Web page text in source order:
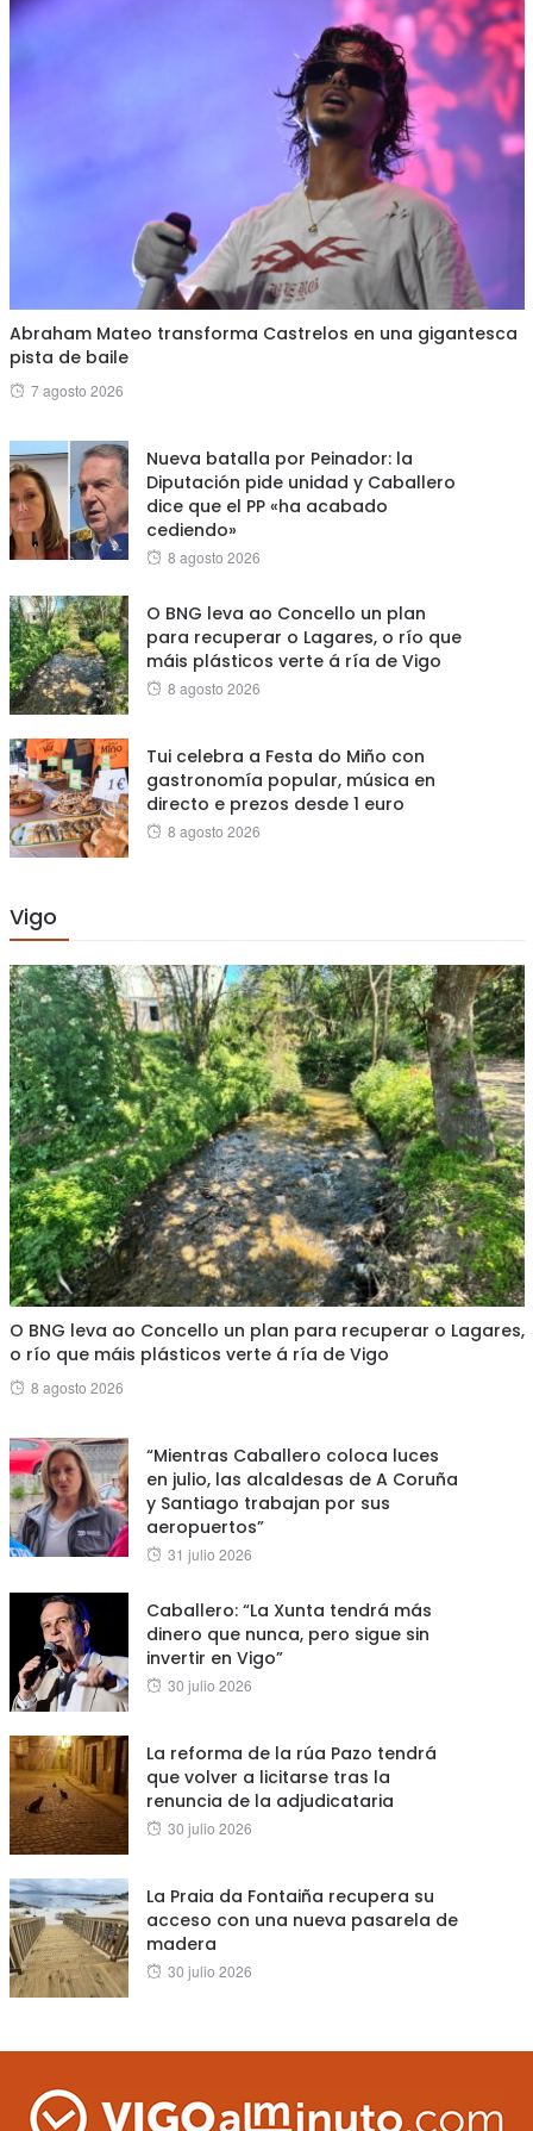
Abraham Mateo transforma Castrelos en una gigantesca
pista de baile
Posted
7 agosto 2026
Nueva batalla por Peinador: la
Diputación pide unidad y Caballero
dice que el PP «ha acabado
cediendo»
Posted
8 agosto 2026
O BNG leva ao Concello un plan
para recuperar o Lagares, o río que
máis plásticos verte á ría de Vigo
Posted
8 agosto 2026
Tui celebra a Festa do Miño con
gastronomía popular, música en
directo e prezos desde 1 euro
Posted
8 agosto 2026
Vigo
O BNG leva ao Concello un plan para recuperar o Lagares,
o río que máis plásticos verte á ría de Vigo
Posted
8 agosto 2026
“Mientras Caballero coloca luces
en julio, las alcaldesas de A Coruña
y Santiago trabajan por sus
aeropuertos”
Posted
31 julio 2026
Caballero: “La Xunta tendrá más
dinero que nunca, pero sigue sin
invertir en Vigo”
Posted
30 julio 2026
La reforma de la rúa Pazo tendrá
que volver a licitarse tras la
renuncia de la adjudicataria
Posted
30 julio 2026
La Praia da Fontaiña recupera su
acceso con una nueva pasarela de
madera
Posted
30 julio 2026